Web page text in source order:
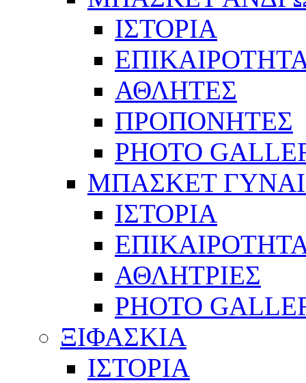
ΙΣΤΟΡΙΑ
ΑΘΛΗΤΕΣ
ΠΡΟΠΟΝΗΤΕΣ
PHOTO
ΜΠΑΣΚΕΤ
ΙΣΤΟΡΙΑ
ΑΘΛΗΤΡΙΕΣ
PHOTO
ΞΙΦΑΣΚΙΑ
ΙΣΤΟΡΙΑ